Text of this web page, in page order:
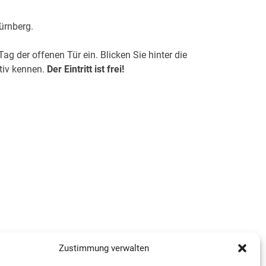
Zustimmung verwalten
der offenen Tür ein. Blicken Sie hinter die
kennen. Der Eintritt ist frei!